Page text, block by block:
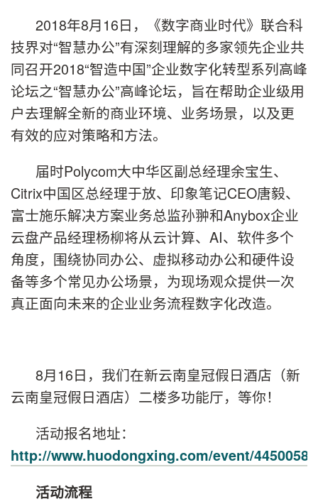
2018年8月16日，《数字商业时代》联合科
技界对“智慧办公”有深刻理解的多家领先企业共
同召开2018“智造中国”企业数字化转型系列高峰
论坛之“智慧办公”高峰论坛，旨在帮助企业级用
户去理解全新的商业环境、业务场景，以及更
有效的应对策略和方法。
届时Polycom大中华区副总经理余宝生、
Citrix中国区总经理于放、印象笔记CEO唐毅、
富士施乐解决方案业务总监孙翀和Anybox企业
云盘产品经理杨柳将从云计算、AI、软件多个
角度，围绕协同办公、虚拟移动办公和硬件设
备等多个常见办公场景，为现场观众提供一次
真正面向未来的企业业务流程数字化改造。
8月16日，我们在新云南皇冠假日酒店（新
云南皇冠假日酒店）二楼多功能厅，等你！
活动报名地址：
http://www.huodongxing.com/event/
活动流程